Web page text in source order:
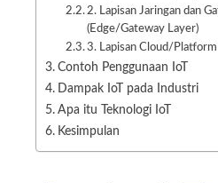
2. Lapisan Jaringan dan
(Edge/Gateway Layer)
3. Lapisan Cloud/
Contoh Penggunaan IoT
Dampak IoT pada Industri
Apa itu Teknologi IoT
Kesimpulan